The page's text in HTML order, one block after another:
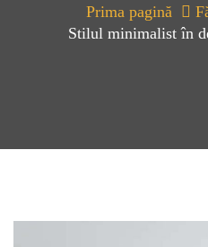
Prima pagină
Stilul minimalist în